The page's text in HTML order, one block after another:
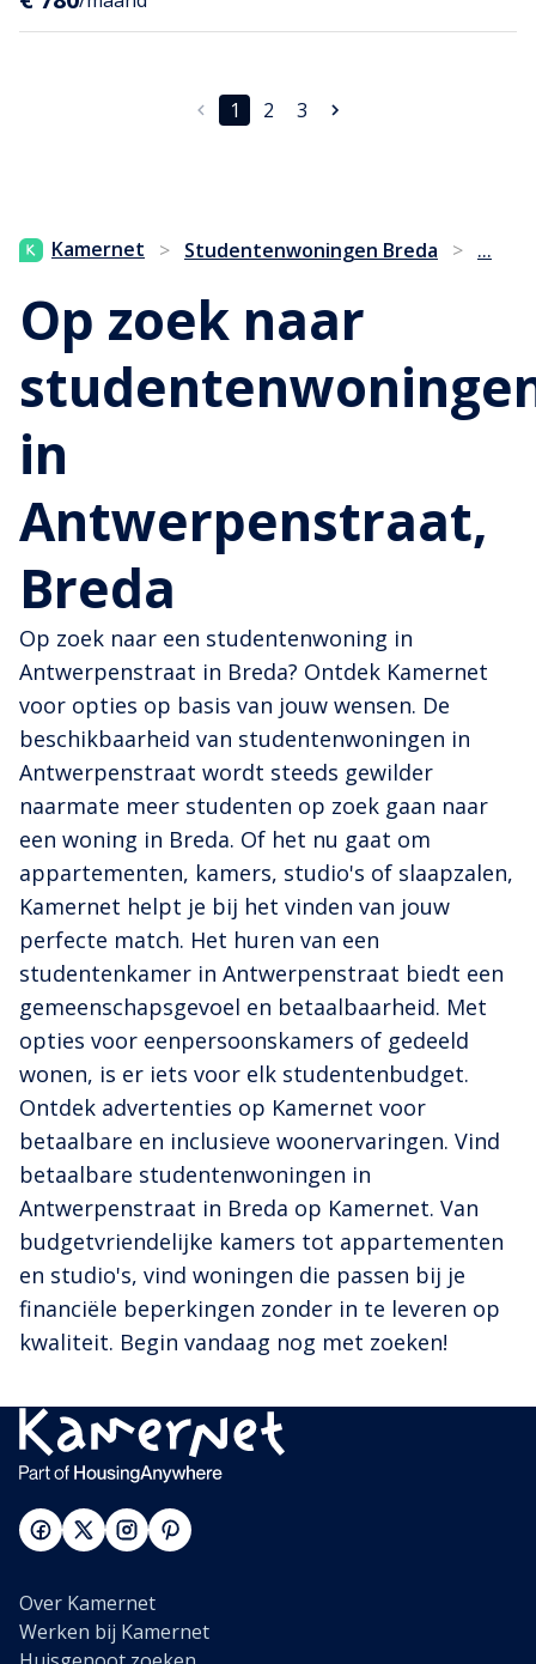
1 2 3
Kamernet > Studentenwoningen Breda > ...
Op zoek naar
in
Antwerpenstraat,
Breda
Op zoek naar een studentenwoning in
Antwerpenstraat in Breda? Ontdek Kamernet
voor opties op basis van jouw wensen. De
beschikbaarheid van studentenwoningen in
Antwerpenstraat wordt steeds gewilder
naarmate meer studenten op zoek gaan naar
een woning in Breda. Of het nu gaat om
appartementen, kamers, studio's of slaapzalen,
Kamernet helpt je bij het vinden van jouw
perfecte match. Het huren van een
studentenkamer in Antwerpenstraat biedt een
gemeenschapsgevoel en betaalbaarheid. Met
opties voor eenpersoonskamers of gedeeld
wonen, is er iets voor elk studentenbudget.
Ontdek advertenties op Kamernet voor
betaalbare en inclusieve woonervaringen. Vind
betaalbare studentenwoningen in
Antwerpenstraat in Breda op Kamernet. Van
budgetvriendelijke kamers tot appartementen
en studio's, vind woningen die passen bij je
financiële beperkingen zonder in te leveren op
kwaliteit. Begin vandaag nog met zoeken!
Over Kamernet
Werken bij Kamernet